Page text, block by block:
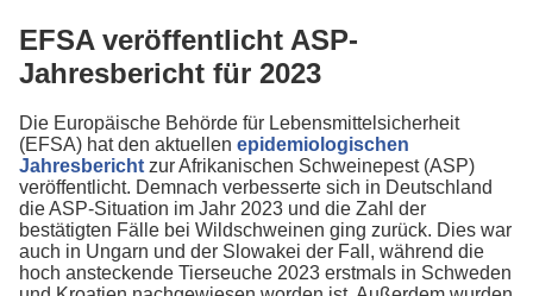
EFSA veröffentlicht ASP-
Jahresbericht für 2023
Die Europäische Behörde für Lebensmittelsicherheit
(EFSA) hat den aktuellen epidemiologischen
Jahresbericht zur Afrikanischen Schweinepest (ASP)
veröffentlicht. Demnach verbesserte sich in Deutschland
die ASP-Situation im Jahr 2023 und die Zahl der
bestätigten Fälle bei Wildschweinen ging zurück. Dies war
auch in Ungarn und der Slowakei der Fall, während die
hoch ansteckende Tierseuche 2023 erstmals in Schweden